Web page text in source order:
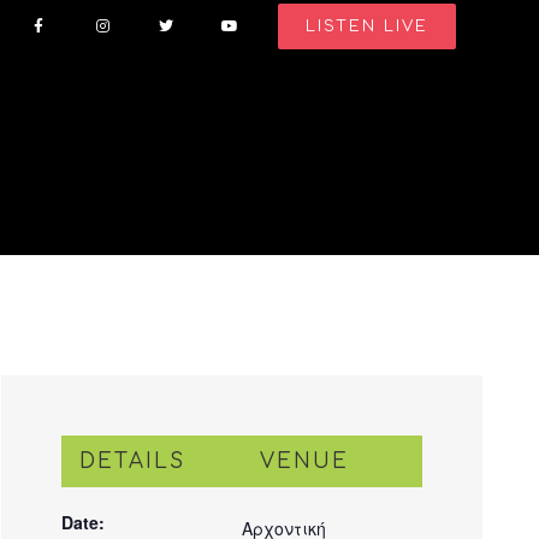
LISTEN LIVE
DETAILS
Date:
VENUE
Αρχοντική